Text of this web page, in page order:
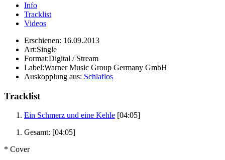
Info
Tracklist
Videos
Erschienen: 16.09.2013
Art:Single
Format:Digital / Stream
Label:Warner Music Group Germany GmbH
Auskopplung aus: Schlaflos
Tracklist
Ein Schmerz und eine Kehle [04:05]
Gesamt: [04:05]
* Cover